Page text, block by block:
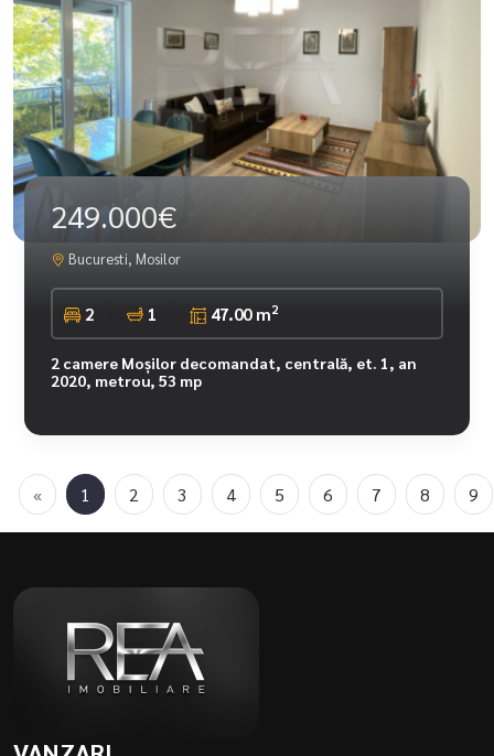
249.000€
Bucuresti, Mosilor
2 1 47.00 m2
2 camere Moșilor decomandat, centrală, et. 1, an
2020, metrou, 53 mp
« 1 2 3 4 5 6 7 8 9